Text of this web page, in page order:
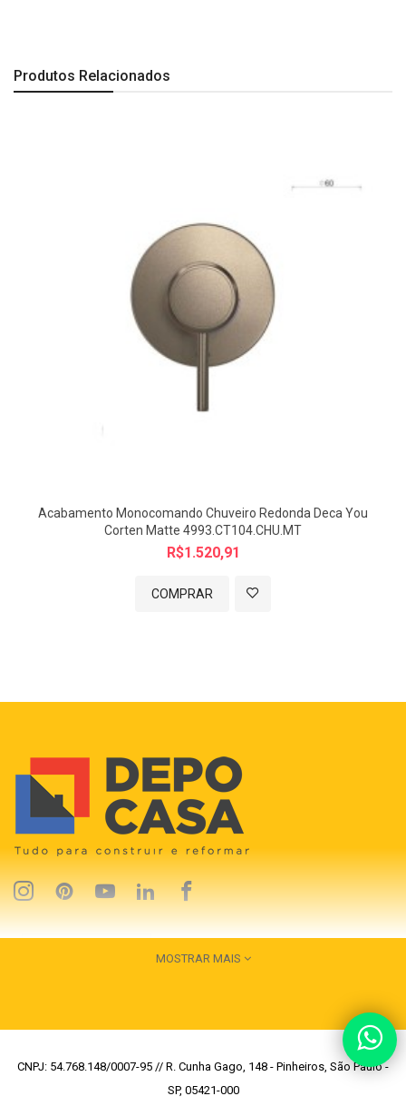
Observação:
Produtos Relacionados
Acabamento Monocomando Chuveiro Redonda Deca You
Corten Matte 4993.CT104.CHU.MT
R$1.520,91
COMPRAR
MOSTRAR MAIS
CNPJ: 54.768.148/0007-95 // R. Cunha Gago, 148 - Pinheiros, São Paulo -
SP, 05421-000